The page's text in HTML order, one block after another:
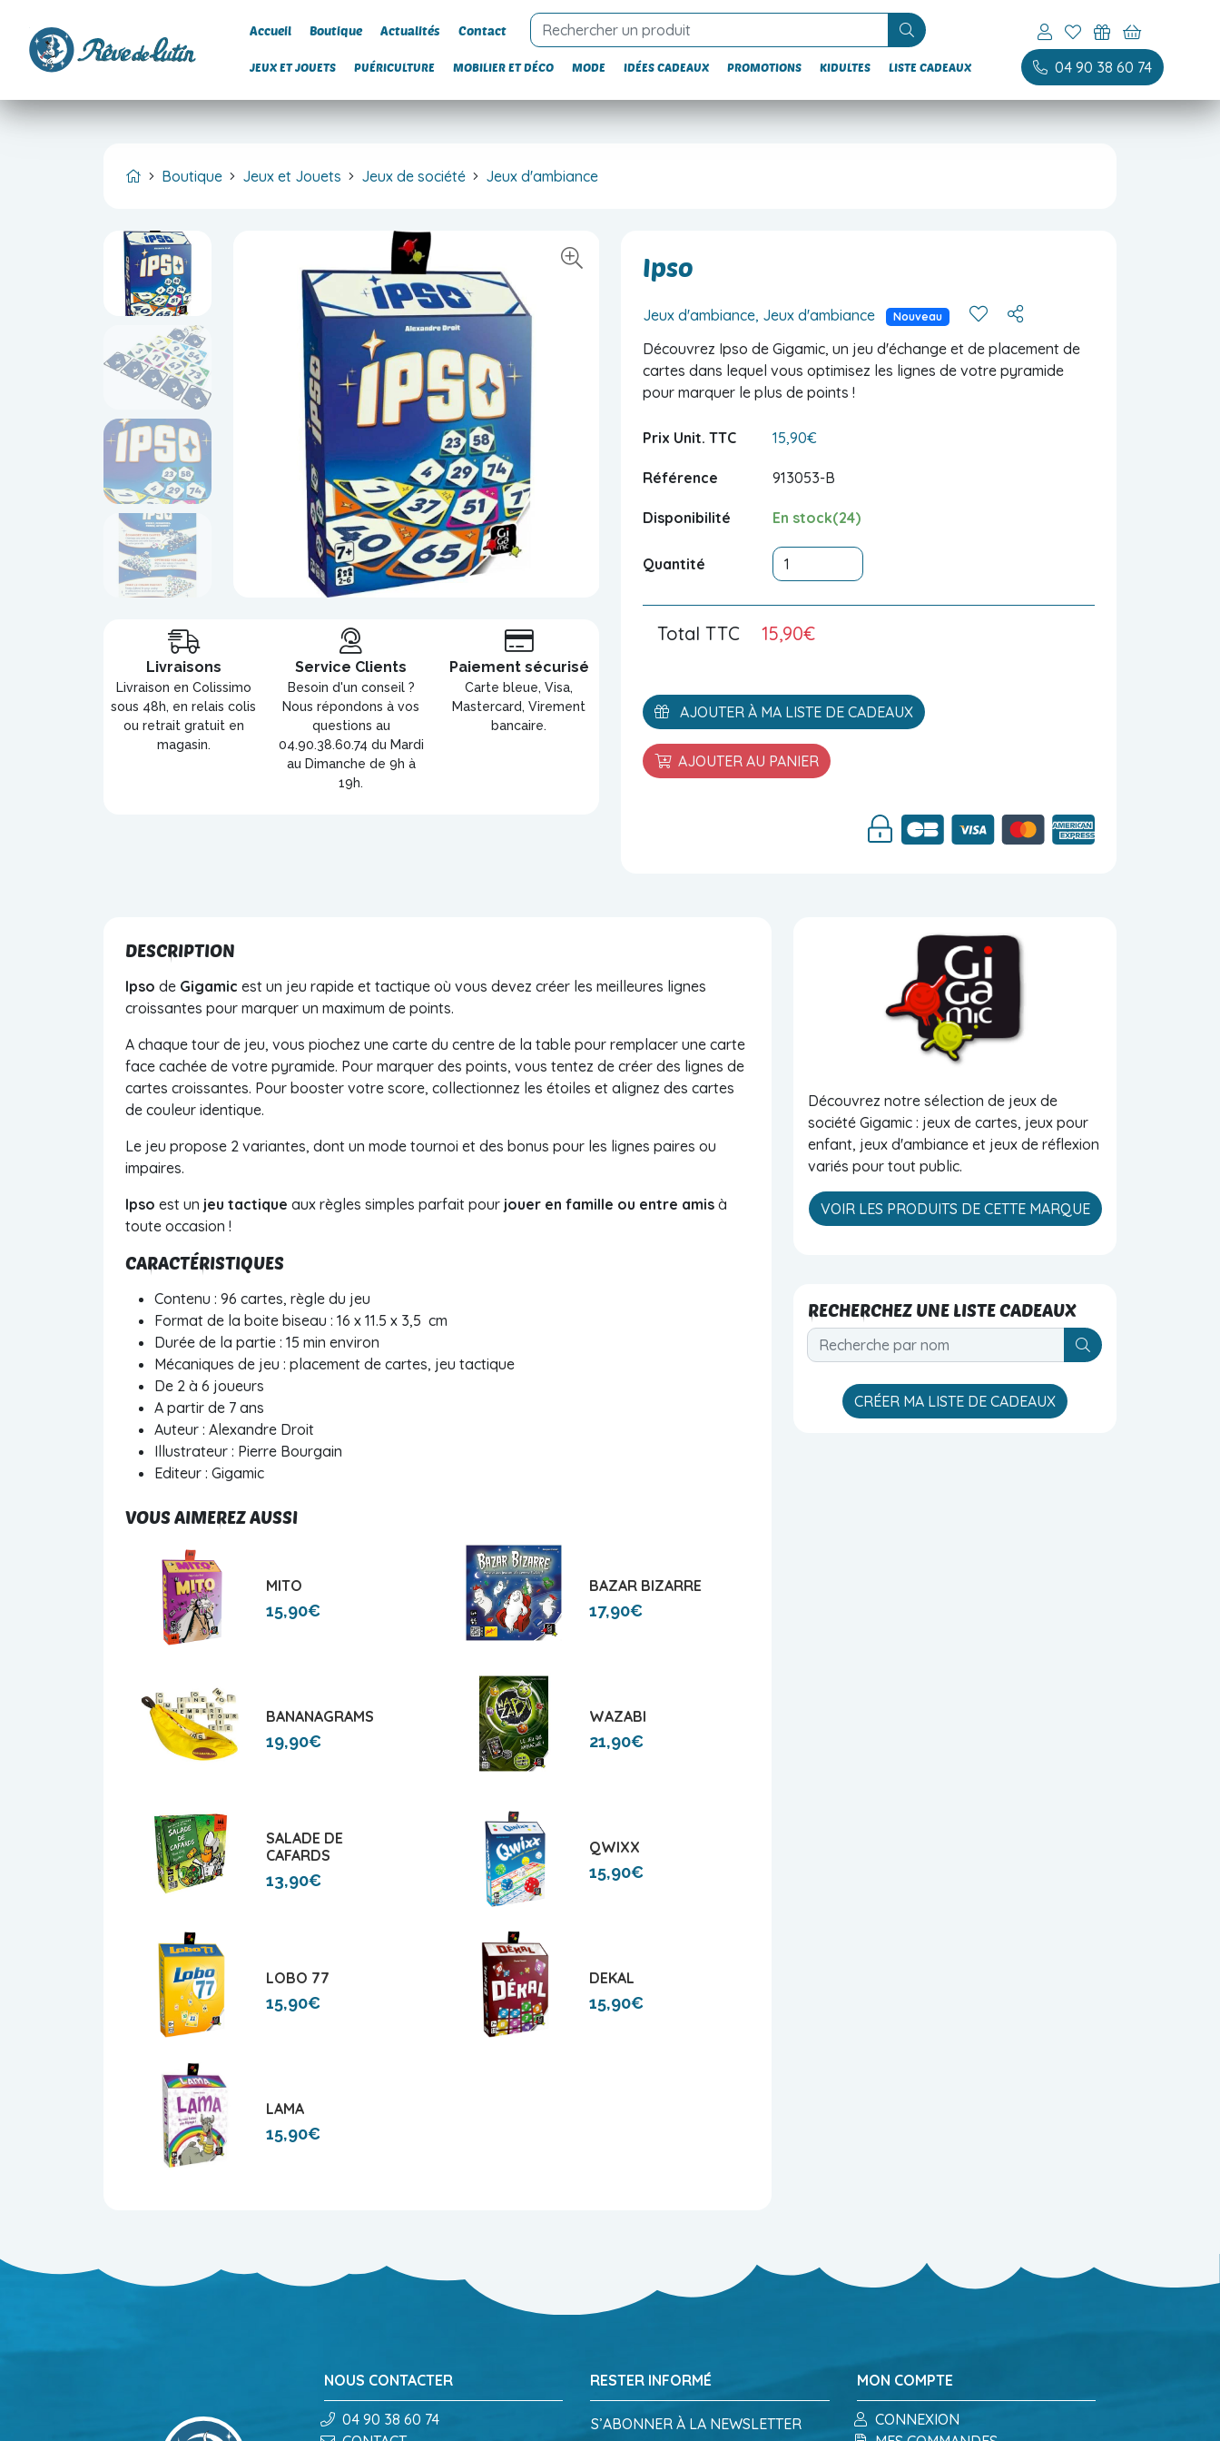
Accueil Boutique Actualités Contact
JEUX ET JOUETS PUÉRICULTURE MOBILIER ET DÉCO MODE IDÉES CADEAUX PROMOTIONS KIDULTES LISTE CADEAUX 04 90 38 60 74
Boutique Jeux et Jouets Jeux de société Jeux d'ambiance
Livraisons
Livraison en Colissimo
sous 48h, en relais colis
ou retrait gratuit en
magasin.
Service Clients
Besoin d'un conseil ?
Nous répondons à vos
questions au
04.90.38.60.74 du Mardi
au Dimanche de 9h à
19h.
Paiement sécurisé
Carte bleue, Visa,
Mastercard, Virement
bancaire.
Ipso
Jeux d'ambiance, Jeux d'ambiance Nouveau
Découvrez Ipso de Gigamic, un jeu d'échange et de placement de
cartes dans lequel vous optimisez les lignes de votre pyramide
pour marquer le plus de points !
Prix Unit. TTC 15,90€
Référence 913053-B
Disponibilité En stock(24)
Quantité
Total TTC 15,90€
AJOUTER À MA LISTE DE CADEAUX
AJOUTER AU PANIER
DESCRIPTION
Ipso de Gigamic est un jeu rapide et tactique où vous devez créer les meilleures lignes
croissantes pour marquer un maximum de points.
A chaque tour de jeu, vous piochez une carte du centre de la table pour remplacer une carte
face cachée de votre pyramide. Pour marquer des points, vous tentez de créer des lignes de
cartes croissantes. Pour booster votre score, collectionnez les étoiles et alignez des cartes
de couleur identique.
Le jeu propose 2 variantes, dont un mode tournoi et des bonus pour les lignes paires ou
impaires.
Ipso est un jeu tactique aux règles simples parfait pour jouer en famille ou entre amis à
toute occasion !
CARACTÉRISTIQUES
Contenu : 96 cartes, règle du jeu
Format de la boite biseau : 16 x 11.5 x 3,5 cm
Durée de la partie : 15 min environ
Mécaniques de jeu : placement de cartes, jeu tactique
De 2 à 6 joueurs
A partir de 7 ans
Auteur : Alexandre Droit
Illustrateur : Pierre Bourgain
Editeur : Gigamic
VOUS AIMEREZ AUSSI
MITO
15,90€
BAZAR BIZARRE
17,90€
BANANAGRAMS
19,90€
WAZABI
21,90€
SALADE DE
CAFARDS
13,90€
QWIXX
15,90€
LOBO 77
15,90€
DEKAL
15,90€
LAMA
15,90€
Découvrez notre sélection de jeux de
société Gigamic : jeux de cartes, jeux pour
enfant, jeux d'ambiance et jeux de réflexion
variés pour tout public.
VOIR LES PRODUITS DE CETTE MARQUE
RECHERCHEZ UNE LISTE CADEAUX
CRÉER MA LISTE DE CADEAUX
NOUS CONTACTER
04 90 38 60 74
RESTER INFORMÉ
S’ABONNER À LA NEWSLETTER
MON COMPTE
CONNEXION